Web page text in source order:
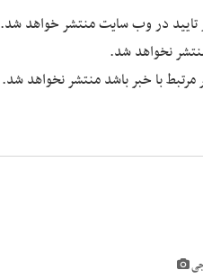
تایید در وب سایت منتشر خواهد شد.
نخواهد شد.
مرتبط با خبر باشد منتشر نخواهد شد.